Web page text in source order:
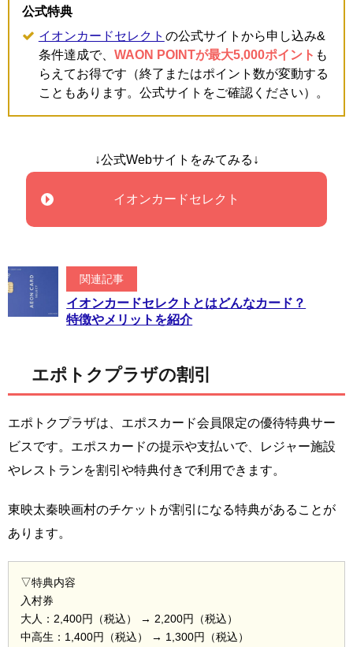
公式特典
イオンカードセレクト の公式サイトから申し込み&
条件達成で、 WAON POINTが最大5,000ポイント も
らえてお得です（終了またはポイント数が変動する
こともあります。公式サイトをご確認ください）。
↓公式Webサイトをみてみる↓
イオンカードセレクト
関連記事
イオンカードセレクトとはどんなカード？
特徴やメリットを紹介
エポトクプラザの割引
エポトクプラザは、エポスカード会員限定の優待特典サー
ビスです。エポスカードの提示や支払いで、レジャー施設
やレストランを割引や特典付きで利用できます。
東映太秦映画村のチケットが割引になる特典があることが
あります。
▽特典内容
入村券
大人：2,400円（税込） → 2,200円（税込）
中高生：1,400円（税込） → 1,300円（税込）